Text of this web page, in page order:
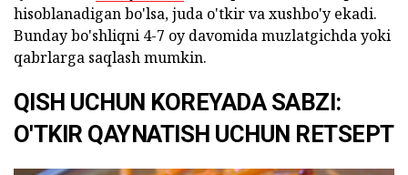
hisoblanadigan bo'lsa, juda o'tkir va xushbo'y ekadi.
Bunday bo'shliqni 4-7 oy davomida muzlatgichda yoki
qabrlarga saqlash mumkin.
QISH UCHUN KOREYADA SABZI:
O'TKIR QAYNATISH UCHUN RETSEPT